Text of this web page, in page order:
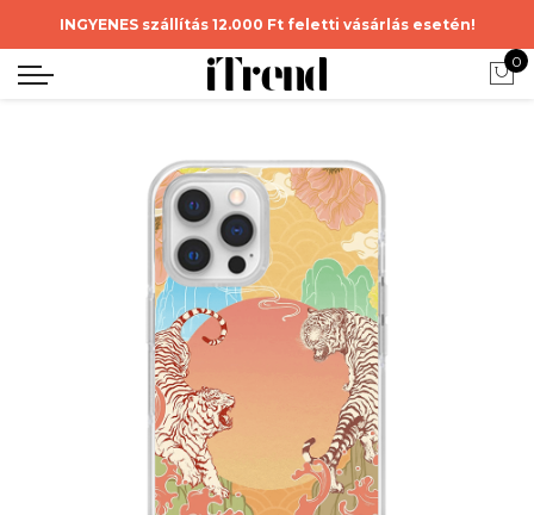
INGYENES szállítás 12.000 Ft feletti vásárlás esetén!
0